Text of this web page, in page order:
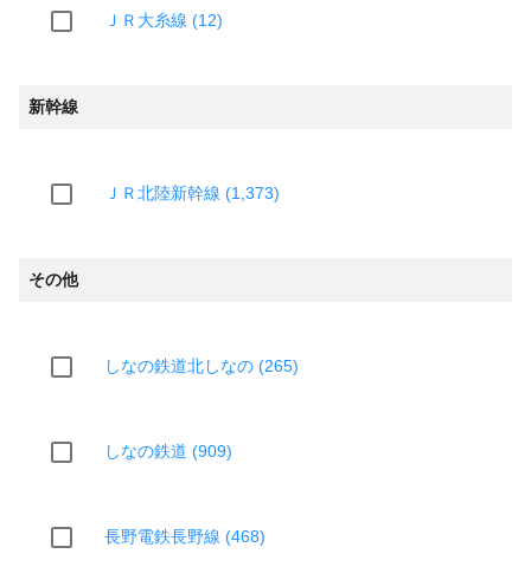
ＪＲ大糸線 (12)
新幹線
ＪＲ北陸新幹線 (1,373)
その他
しなの鉄道北しなの (265)
しなの鉄道 (909)
長野電鉄長野線 (468)